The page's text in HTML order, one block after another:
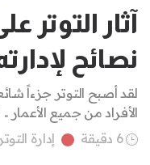
نصائح
لقد أصبح التوتر جزءاً
الأفراد من جميع الأعمار ..
6 دقيقة
إدارة التوتر